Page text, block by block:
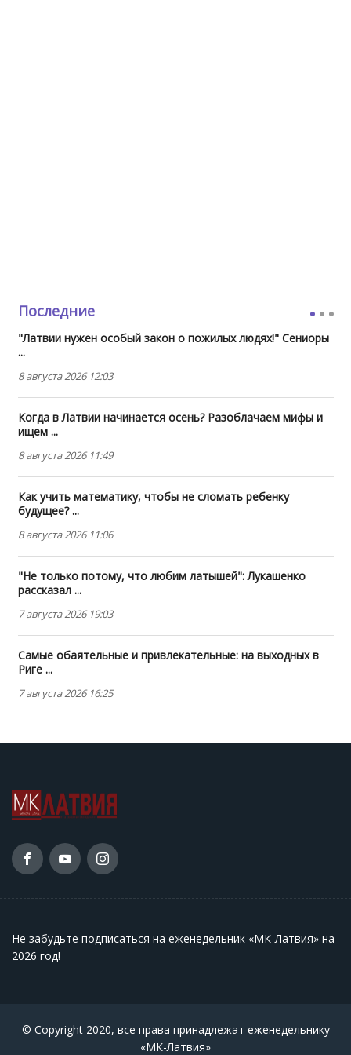
Последние
"Латвии нужен особый закон о пожилых людях!" Сениоры
...
8 августа 2026 12:03
Когда в Латвии начинается осень? Разоблачаем мифы и
ищем ...
8 августа 2026 11:49
Как учить математику, чтобы не сломать ребенку
будущее? ...
8 августа 2026 11:06
"Не только потому, что любим латышей": Лукашенко
рассказал ...
7 августа 2026 19:03
Самые обаятельные и привлекательные: на выходных в
Риге ...
7 августа 2026 16:25
Не забудьте подписаться на еженедельник «МК-Латвия» на
2026 год!
© Copyright 2020, все права принадлежат еженедельнику
«МК-Латвия»